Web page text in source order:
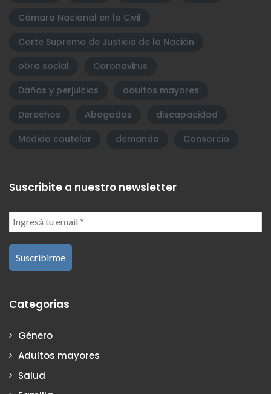
Cámara Nacional en lo Civil
Corte Suprema de Justicia de la Nación
obra social
Coronavirus
Daños y perjuicios
adultos mayores
Derechos
Abogados
discapacidad
Medida cautelar
demanda Consorcio
Suscribite a nuestro newsletter
Categorias
Género
Adultos mayores
Salud